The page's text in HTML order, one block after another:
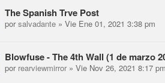
The Spanish Trve Post
porsalvadante » Vie Ene 01, 2021 3:38 pm
Blowfuse - The 4th Wall (1 de marzo
por rearviewmirror » Vie Nov 26, 2021 8:17 pm